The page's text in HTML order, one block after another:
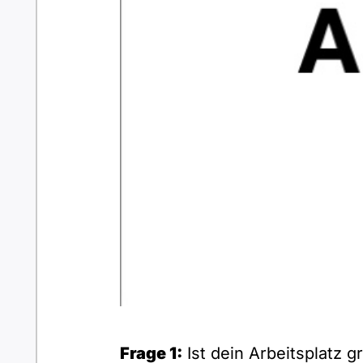
Frage 1: Ist dein Arbeitsplatz